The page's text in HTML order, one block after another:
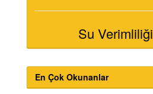
Su Verimliliği
En Çok Okunanlar